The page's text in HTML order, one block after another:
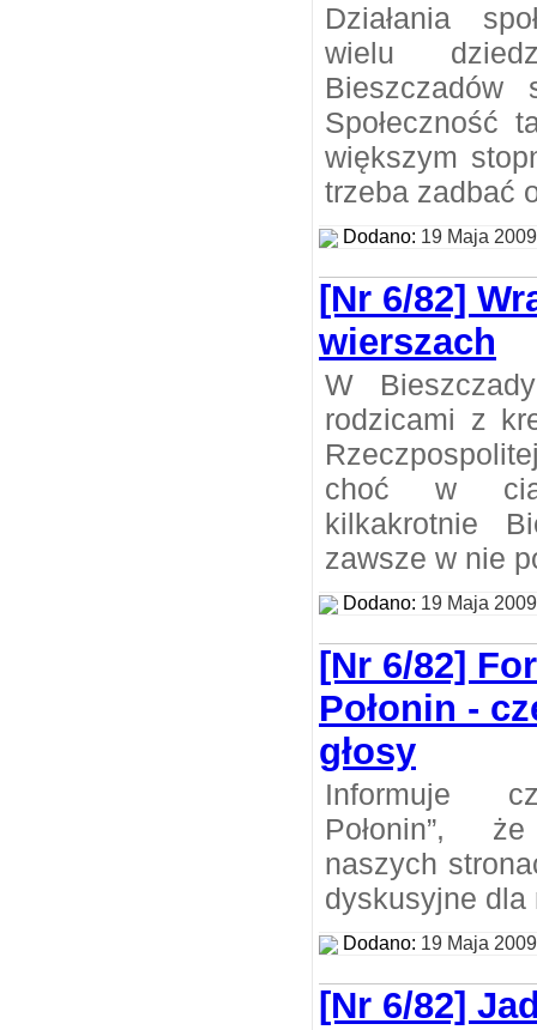
Działania
wielu
Społeczność
większym
trzeba zadbać
Dodano: 19 Maja 2009
[Nr 6/82]
wierszach
W
rodzicami z
choć w
kilkakrotnie
zawsze w nie
Dodano: 19 Maja 2009
[Nr 6/82]
Połonin -
głosy
Informuje
Połonin”,
naszych
dyskusyjne dla
Dodano: 19 Maja 2009
[Nr 6/82]